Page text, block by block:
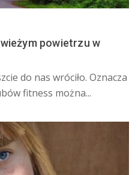
powietrzu w
do nas wróciło. Oznacza
fitness można...